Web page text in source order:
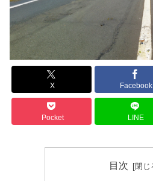
X Facebook
Pocket LINE
目次